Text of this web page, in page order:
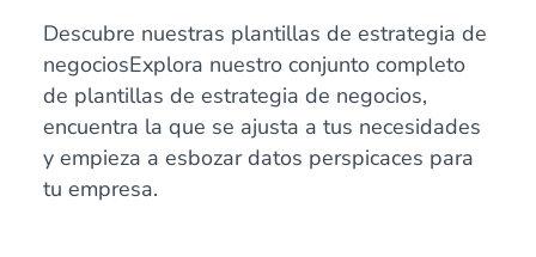
Descubre nuestras plantillas de estrategia de
negociosExplora nuestro conjunto completo
de plantillas de estrategia de negocios,
encuentra la que se ajusta a tus necesidades
y empieza a esbozar datos perspicaces para
tu empresa.